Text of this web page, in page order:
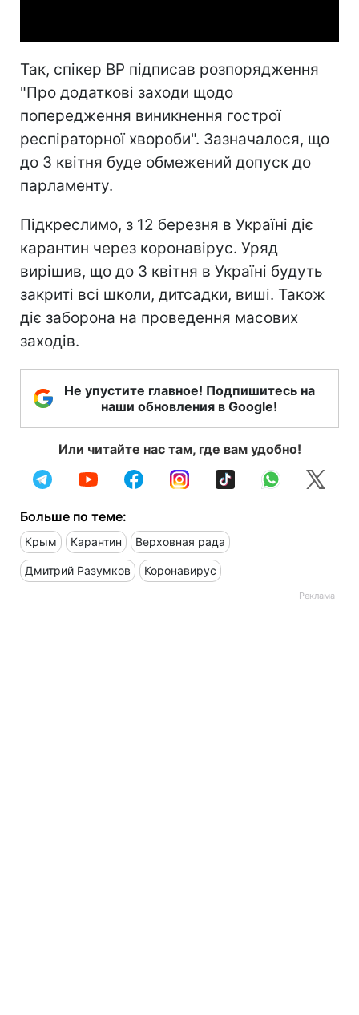
Так, спікер ВР підписав розпорядження
"Про додаткові заходи щодо
попередження виникнення гострої
респіраторної хвороби". Зазначалося, що
до 3 квітня буде обмежений допуск до
парламенту.
Підкреслимо, з 12 березня в Україні діє
карантин через коронавірус. Уряд
вирішив, що до 3 квітня в Україні будуть
закриті всі школи, дитсадки, виші. Також
діє заборона на проведення масових
заходів.
Не упустите главное! Подпишитесь на
наши обновления в Google!
Или читайте нас там, где вам удобно!
Больше по теме:
Крым Карантин Верховная рада
Дмитрий Разумков Коронавирус